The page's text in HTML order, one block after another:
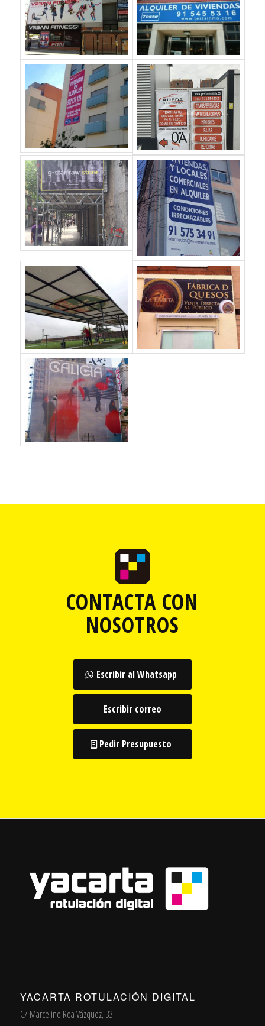
CONTACTA CON
NOSOTROS
Escribir al Whatsapp
Escribir correo
Pedir Presupuesto
YACARTA ROTULACIÓN DIGITAL
C/ Marcelino Roa Vázquez, 33